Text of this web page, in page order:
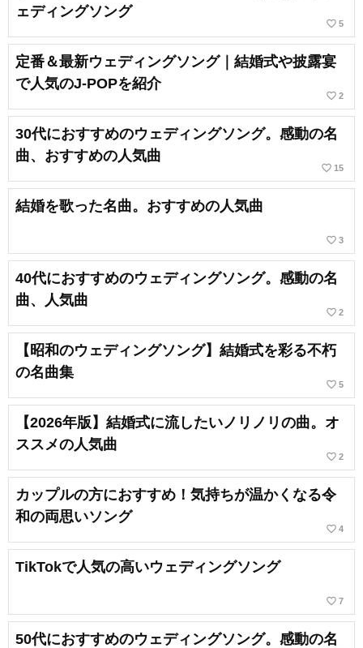
ェディングソング
favorite_border 5
定番＆最新ウェディングソング｜結婚式や披露宴
で人気のJ-POPを紹介
favorite_border 2
30代におすすめのウェディングソング。感動の名
曲、おすすめの人気曲
favorite_border 15
結婚を歌った名曲。おすすめの人気曲
favorite_border 3
40代におすすめのウェディングソング。感動の名
曲、人気曲
favorite_border 2
【昭和のウェディングソング】結婚式を彩る不朽
の名曲集
favorite_border 5
【2026年版】結婚式に流したいノリノリの曲。オ
ススメの人気曲
favorite_border 2
カップルの方におすすめ！気持ちが温かくなる令
和の両思いソング
favorite_border 4
TikTokで人気の高いウェディングソング
favorite_border 7
50代におすすめのウェディングソング。感動の名